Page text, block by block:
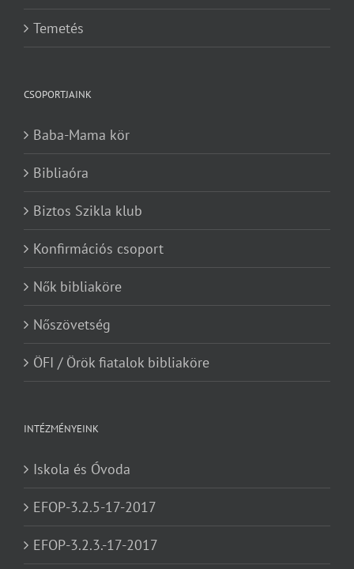
Temetés
CSOPORTJAINK
Baba-Mama kör
Bibliaóra
Biztos Szikla klub
Konfirmációs csoport
Nők bibliaköre
Nőszövetség
ÖFI / Örök fiatalok bibliaköre
INTÉZMÉNYEINK
Iskola és Óvoda
EFOP-3.2.5-17-2017
EFOP-3.2.3.-17-2017